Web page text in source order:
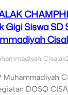
Gigi Siswa SD
Cisalak
Muhammadiyah
DOSQ